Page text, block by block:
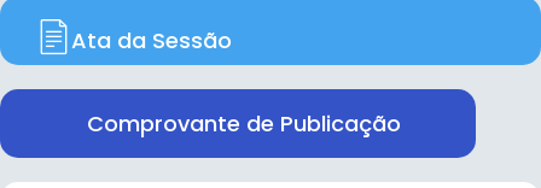
Ata da Sessão
Comprovante de Publicação